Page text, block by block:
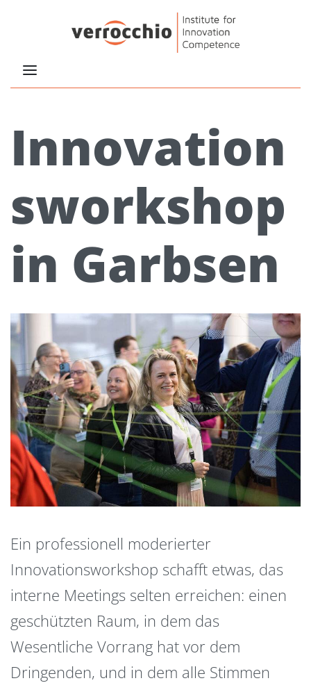
Innovation
sworkshop
in Garbsen
Ein professionell moderierter
Innovationsworkshop schafft etwas, das
interne Meetings selten erreichen: einen
geschützten Raum, in dem das
Wesentliche Vorrang hat vor dem
Dringenden, und in dem alle Stimmen